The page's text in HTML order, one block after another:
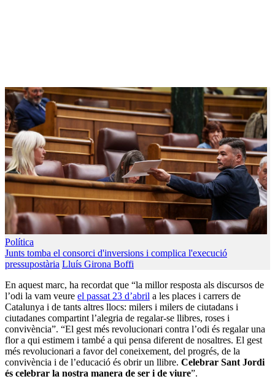
Política
Junts tomba el consorci d'inversions i complica l'execució
pressupostària Lluís Girona Boffi
En aquest marc, ha recordat que “la millor resposta als discursos de
l’odi la vam veure el passat 23 d’abril a les places i carrers de
Catalunya i de tants altres llocs: milers i milers de ciutadans i
ciutadanes compartint l’alegria de regalar-se llibres, roses i
convivència”. “El gest més revolucionari contra l’odi és regalar una
flor a qui estimem i també a qui pensa diferent de nosaltres. El gest
més revolucionari a favor del coneixement, del progrés, de la
convivència i de l’educació és obrir un llibre. Celebrar Sant Jordi
és celebrar la nostra manera de ser i de viure”.